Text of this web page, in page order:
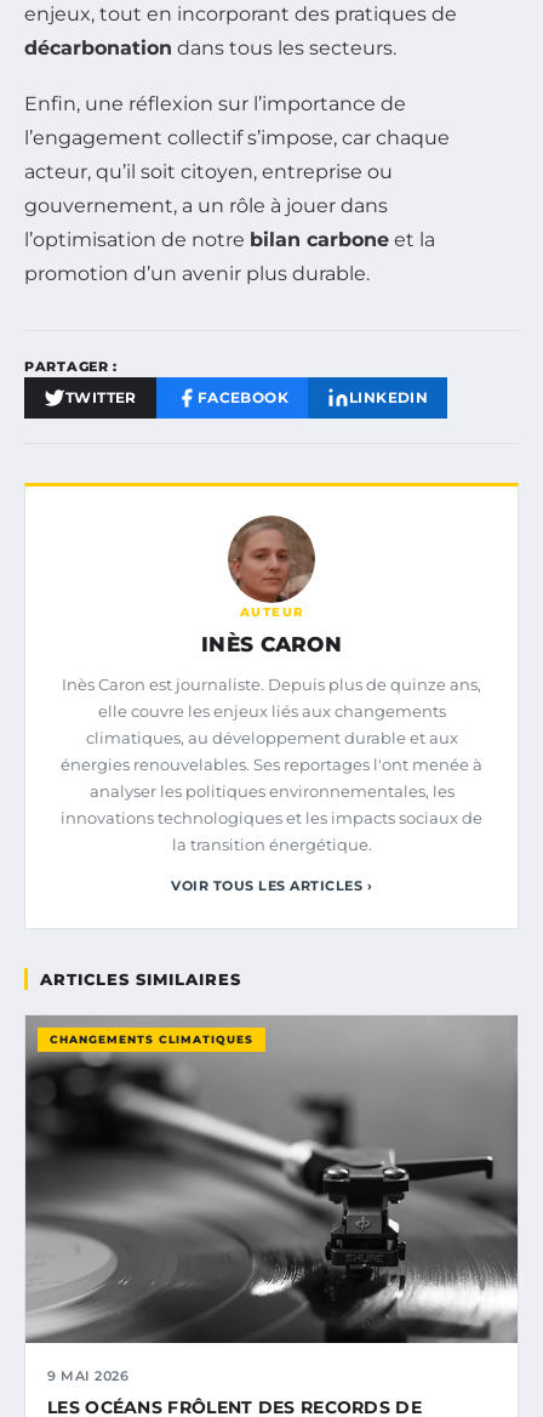
enjeux, tout en incorporant des pratiques de
décarbonation dans tous les secteurs.
Enfin, une réflexion sur l’importance de
l’engagement collectif s’impose, car chaque
acteur, qu’il soit citoyen, entreprise ou
gouvernement, a un rôle à jouer dans
l’optimisation de notre bilan carbone et la
promotion d’un avenir plus durable.
PARTAGER :
TWITTER FACEBOOK LINKEDIN
AUTEUR
INÈS CARON
Inès Caron est journaliste. Depuis plus de quinze ans,
elle couvre les enjeux liés aux changements
climatiques, au développement durable et aux
énergies renouvelables. Ses reportages l'ont menée à
analyser les politiques environnementales, les
innovations technologiques et les impacts sociaux de
la transition énergétique.
VOIR TOUS LES ARTICLES ›
ARTICLES SIMILAIRES
CHANGEMENTS CLIMATIQUES
9 MAI 2026
LES OCÉANS FRÔLENT DES RECORDS DE